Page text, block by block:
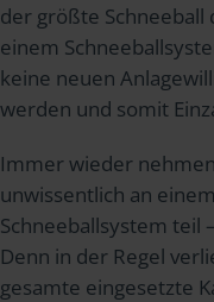
der größte Schneeball
einem
keine neuen
werden und somit
Immer wieder
unwissentlich an
Schneeballsystem teil
Denn in der Regel
gesamte eingesetzte